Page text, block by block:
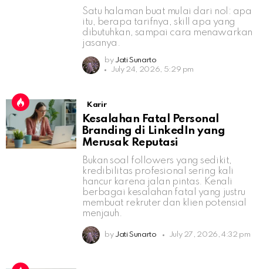
Satu halaman buat mulai dari nol: apa
itu, berapa tarifnya, skill apa yang
dibutuhkan, sampai cara menawarkan
jasanya.
by Jati Sunarto
July 24, 2026, 5:29 pm
Karir
Kesalahan Fatal Personal
Branding di LinkedIn yang
Merusak Reputasi
Bukan soal followers yang sedikit,
kredibilitas profesional sering kali
hancur karena jalan pintas. Kenali
berbagai kesalahan fatal yang justru
membuat rekruter dan klien potensial
menjauh.
by Jati Sunarto July 27, 2026, 4:32 pm